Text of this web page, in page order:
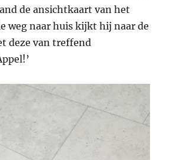
de ansichtkaart van het
weg naar huis kijkt hij naar de
deze van treffend